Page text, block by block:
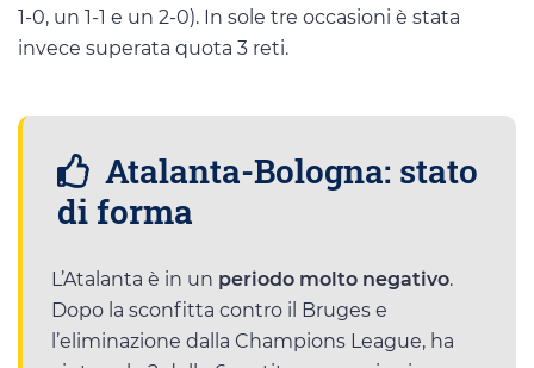
1-0, un 1-1 e un 2-0). In sole tre occasioni è stata
invece superata quota 3 reti.
Atalanta-Bologna: stato
di forma
L’Atalanta è in un periodo molto negativo.
Dopo la sconfitta contro il Bruges e
l’eliminazione dalla Champions League, ha